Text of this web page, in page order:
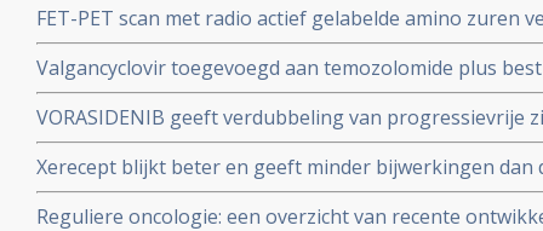
FET-PET scan met radio actief gelabelde amino zuren
en uiteindelijk ook effect van behandelingen van
de MET scan
Valgancyclovir toegevoegd aan temozolomide plus
glioblastoma verbetert overall overleving met 11
VORASIDENIB geeft verdubbeling van progressievrije
patienten met een laaggradige hersentumor type
met een IDH1/2-mutatie in vergelijking met placebo
Xerecept blijkt beter en geeft minder bijwerkingen dan
bij behandelingen van hersentumoren.
Reguliere oncologie: een overzicht van recente